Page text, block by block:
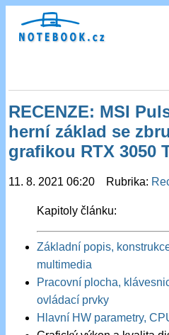
RECENZE: MSI
herní základ se
grafikou RTX 3050
11. 8. 2021 06:20 Rubrika:
Kapitoly článku:
Základní popis,
multimedia
Pracovní plocha,
ovládací prvky
Hlavní HW parametry,